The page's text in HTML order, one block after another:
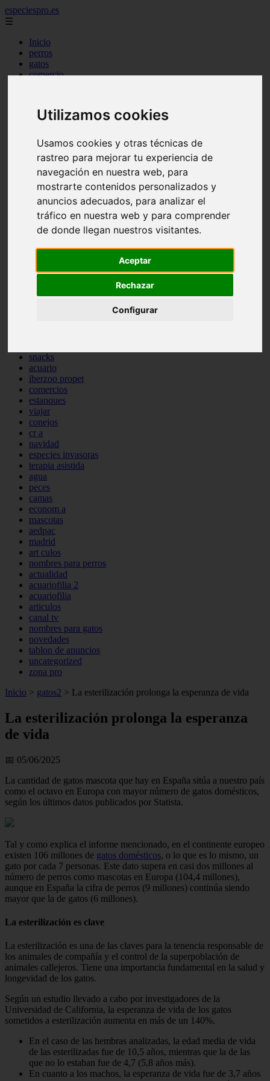
Utilizamos cookies
Usamos cookies y otras técnicas de
rastreo para mejorar tu experiencia de
navegación en nuestra web, para
mostrarte contenidos personalizados y
anuncios adecuados, para analizar el
tráfico en nuestra web y para comprender
de donde llegan nuestros visitantes.
Aceptar
Rechazar
Configurar
especiespro.es
☰
Inicio
perros
gatos
comercio
acuarios
salud
ventas
mantenimiento
aves
marketing
bienestar
peque os mam feros
verano
legislaci n
peluquer a
accesorios
peluquer a canina
consejos
snacks
acuario
iberzoo propet
comercios
estanques
viajar
conejos
cr a
navidad
especies invasoras
terapia asistida
agua
peces
camas
econom a
mascotas
aedpac
madrid
art culos
nombres para perros
actualidad
acuariofilia 2
acuariofilia
articulos
canal tv
nombres para gatos
novedades
tablon de anuncios
uncategorized
zona pro
Inicio > gatos2 > La esterilización prolonga la esperanza de vida
La esterilización prolonga la esperanza
de vida
📅 05/06/2025
La cantidad de gatos mascota que hay en España sitúa a nuestro país
como el octavo en Europa con mayor número de gatos domésticos,
según los últimos datos publicados por Statista.
Tal y como explica el informe mencionado, en el continente europeo
existen 106 millones de gatos domésticos, o lo que es lo mismo, un
gato por cada 7 personas. Este dato supera en casi dos millones al
número de perros como mascotas en Europa (104,4 millones),
aunque en España la cifra de perros (9 millones) continúa siendo
mayor que la de gatos (6 millones).
La esterilización es clave
La esterilización es una de las claves para la tenencia responsable de
los animales de compañía y el control de la superpoblación de
animales callejeros. Tiene una importancia fundamental en la salud y
longevidad de los gatos.
Según un estudio llevado a cabo por investigadores de la
Universidad de California, la esperanza de vida de los gatos
sometidos a esterilización aumenta en más de un 140%.
En el caso de las hembras analizadas, la edad media de vida
de las esterilizadas fue de 10,5 años, mientras que la de las
que no lo estaban fue de 4,7 (5,8 años más).
En cuanto a los machos, la esperanza de vida fue de 3,7 años